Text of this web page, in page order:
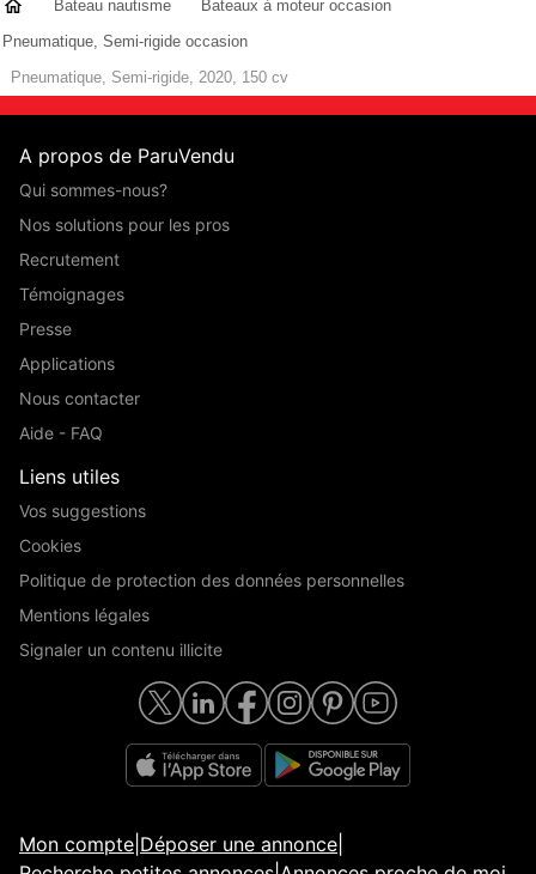
Bateau nautisme
Bateaux à moteur occasion
Pneumatique, Semi-rigide occasion
Pneumatique, Semi-rigide, 2020, 150 cv
A propos de ParuVendu
Qui sommes-nous?
Nos solutions pour les pros
Recrutement
Témoignages
Presse
Applications
Nous contacter
Aide - FAQ
Liens utiles
Vos suggestions
Cookies
Politique de protection des données personnelles
Mentions légales
Signaler un contenu illicite
Mon compte Déposer une annonce